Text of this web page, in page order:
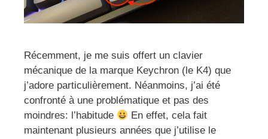
Récemment, je me suis offert un clavier
mécanique de la marque Keychron (le K4) que
j’adore particulièrement. Néanmoins, j’ai été
confronté à une problématique et pas des
moindres: l’habitude
En effet, cela fait
maintenant plusieurs années que j’utilise le